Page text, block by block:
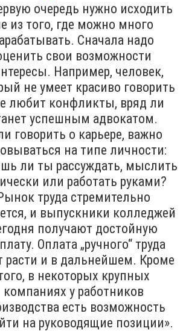
очередь нужно исходить
из того, где можно много
Сначала надо
свои возможности
Например, человек,
не умеет красиво говорить
любит конфликты, вряд ли
успешным адвокатом.
говорить о карьере, важно
на типе личности:
ли ты рассуждать, мыслить
или работать руками?
труда стремительно
и выпускники колледжей
получают достойную
Оплата „ручного“ труда
расти и в дальнейшем. Кроме
в некоторых крупных
компаниях у работников
есть возможность
на руководящие позиции».